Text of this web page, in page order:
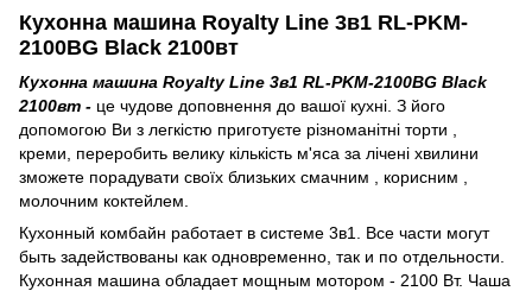
Кухонна машина Royalty Line 3в1 RL-PKM-
2100BG Black 2100вт
Кухонна машина Royalty Line 3в1 RL-PKM-2100BG Black
2100вт - це чудове доповнення до вашої кухні. З його
допомогою Ви з легкістю приготуєте різноманітні торти ,
креми, переробить велику кількість м'яса за лічені хвилини
зможете порадувати своїх близьких смачним , корисним ,
молочним коктейлем.
Кухонный комбайн работает в системе 3в1. Все части могут
быть задействованы как одновременно, так и по отдельности.
Кухонная машина обладает мощным мотором - 2100 Вт. Чаша